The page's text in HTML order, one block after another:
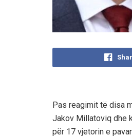
Pas reagimit të disa
Jakov Millatoviq dhe
për 17 vjetorin e